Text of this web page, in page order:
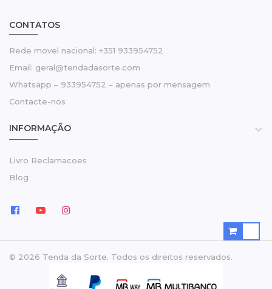
CONTATOS
Rede movel nacional: +351 933954752
Email: geral@tendadasorte.com
Whatsapp – 933954752 – apenas por mensagem
Contacte-nos
INFORMAÇÃO 
Livro Reclamacoes
Blog
© 2026 Tenda da Sorte. Todos os direitos reservados.